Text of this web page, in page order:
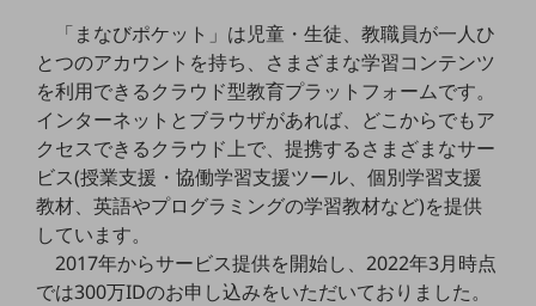
セキュリティ
データ利活用
運用管理
業務支援・マーケティング
「まなびポケット」は児童・生徒、教職員が一人ひ
とつのアカウントを持ち、さまざまな学習コンテンツ
を利用できるクラウド型教育プラットフォームです。
インターネットとブラウザがあれば、どこからでもア
クセスできるクラウド上で、提携するさまざまなサー
ビス(授業支援・協働学習支援ツール、個別学習支援
教材、英語やプログラミングの学習教材など)を提供
しています。
2017年からサービス提供を開始し、2022年3月時点
では300万IDのお申し込みをいただいておりました。